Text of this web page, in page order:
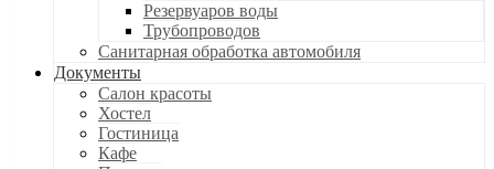
Резервуаров воды
Трубопроводов
Санитарная обработка автомобиля
Документы
Салон красоты
Хостел
Гостиница
Кафе